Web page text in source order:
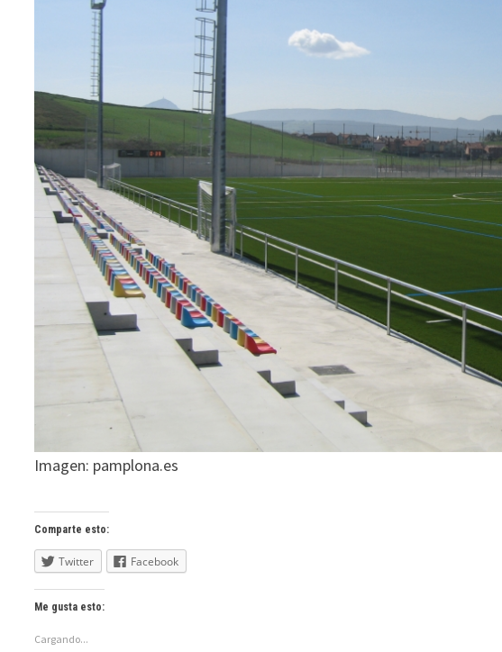
Imagen: pamplona.es
Comparte esto:
Twitter Facebook
Me gusta esto:
Cargando...